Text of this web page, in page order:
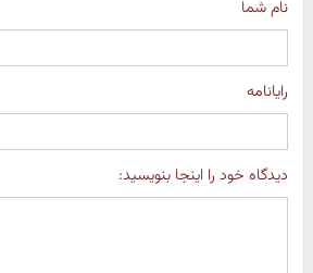
نام شما
رایانامه
دیدگاه خود را اینجا بنویسید: